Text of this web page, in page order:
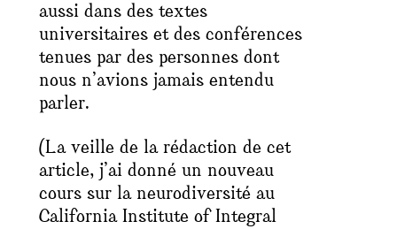
aussi dans des textes
universitaires et des conférences
tenues par des personnes dont
nous n’avions jamais entendu
parler.
(La veille de la rédaction de cet
article, j’ai donné un nouveau
cours sur la neurodiversité au
California Institute of Integral